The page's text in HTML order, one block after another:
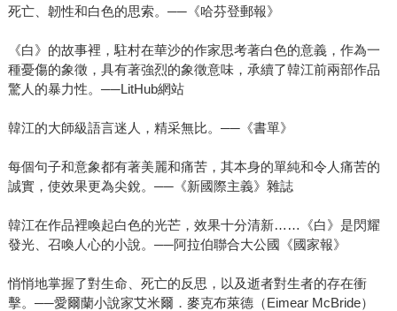
死亡、韌性和白色的思索。──《哈芬登郵報》
《白》的故事裡，駐村在華沙的作家思考著白色的意義，作為一
種憂傷的象徵，具有著強烈的象徵意味，承續了韓江前兩部作品
驚人的暴力性。──LitHub網站
韓江的大師級語言迷人，精采無比。──《書單》
每個句子和意象都有著美麗和痛苦，其本身的單純和令人痛苦的
誠實，使效果更為尖銳。──《新國際主義》雜誌
韓江在作品裡喚起白色的光芒，效果十分清新……《白》是閃耀
發光、召喚人心的小說。──阿拉伯聯合大公國《國家報》
悄悄地掌握了對生命、死亡的反思，以及逝者對生者的存在衝
擊。──愛爾蘭小說家艾米爾．麥克布萊德（Eimear McBride）